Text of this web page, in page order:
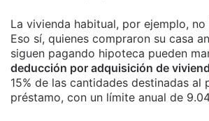
La vivienda habitual, por ejemplo, no
Eso sí, quienes compraron su casa
siguen pagando hipoteca pueden
deducción por adquisición de
15% de las cantidades destinadas al
préstamo, con un límite anual de